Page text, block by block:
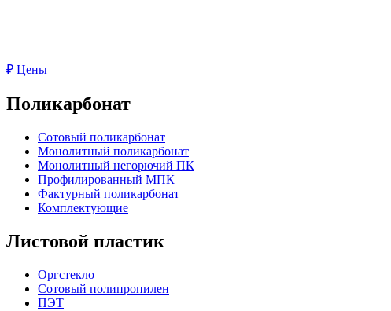
₽ Цены
Поликарбонат
Сотовый поликарбонат
Монолитный поликарбонат
Монолитный негорючий ПК
Профилированный МПК
Фактурный поликарбонат
Комплектующие
Листовой пластик
Оргстекло
Cотовый полипропилен
ПЭТ